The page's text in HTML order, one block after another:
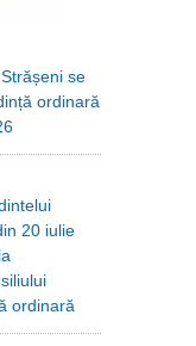
se
ordinară
20 iulie
ordinară